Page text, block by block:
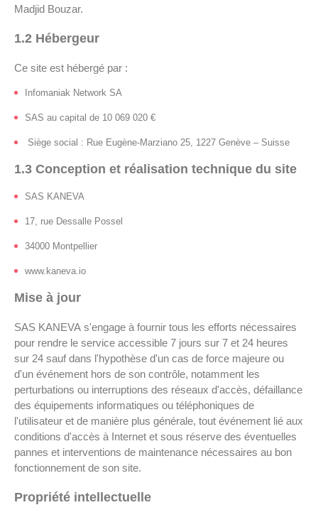
Madjid Bouzar.
1.2 Hébergeur
Ce site est hébergé par :
Infomaniak Network SA
SAS au capital de 10 069 020 €
Siège social : Rue Eugène-Marziano 25, 1227 Genève – Suisse
1.3 Conception et réalisation technique du site
SAS KANEVA
17, rue Dessalle Possel
34000 Montpellier
www.kaneva.io
Mise à jour
SAS KANEVA s'engage à fournir tous les efforts nécessaires
pour rendre le service accessible 7 jours sur 7 et 24 heures
sur 24 sauf dans l'hypothèse d'un cas de force majeure ou
d'un événement hors de son contrôle, notamment les
perturbations ou interruptions des réseaux d'accès, défaillance
des équipements informatiques ou téléphoniques de
l'utilisateur et de manière plus générale, tout événement lié aux
conditions d'accès à Internet et sous réserve des éventuelles
pannes et interventions de maintenance nécessaires au bon
fonctionnement de son site.
Propriété intellectuelle